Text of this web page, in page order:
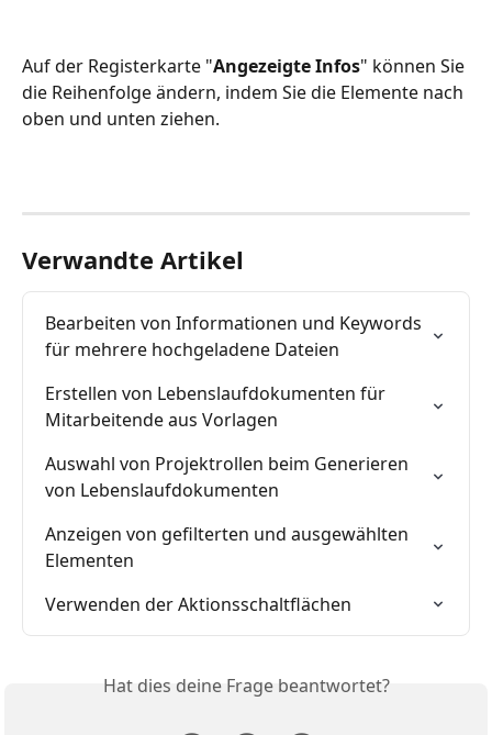
Auf der Registerkarte "Angezeigte Infos" können Sie
die Reihenfolge ändern, indem Sie die Elemente nach
oben und unten ziehen.
Verwandte Artikel
Bearbeiten von Informationen und Keywords
für mehrere hochgeladene Dateien
Erstellen von Lebenslaufdokumenten für
Mitarbeitende aus Vorlagen
Auswahl von Projektrollen beim Generieren
von Lebenslaufdokumenten
Anzeigen von gefilterten und ausgewählten
Elementen
Verwenden der Aktionsschaltflächen
Hat dies deine Frage beantwortet?